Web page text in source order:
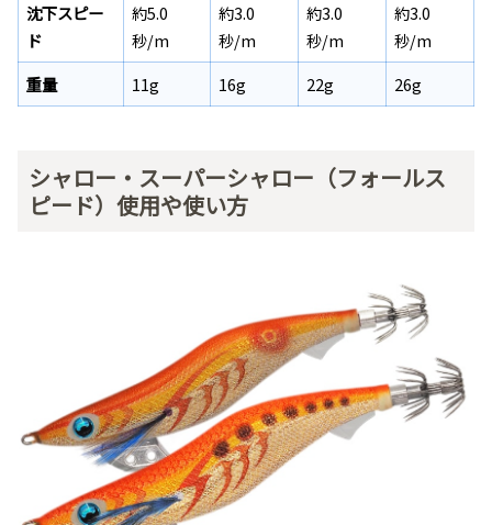
沈下スピー
ド
約5.0
秒/m
約3.0
秒/m
約3.0
秒/m
約3.0
秒/m
重量
11g 16g 22g 26g
シャロー・スーパーシャロー（フォールス
ピード）使用や使い方